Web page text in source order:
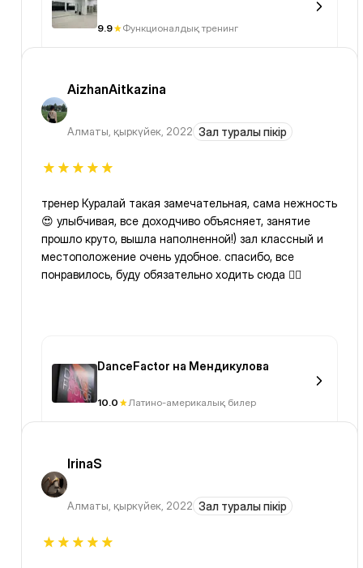
9.9 Функционалдық тренинг
AizhanAitkazina
Алматы, қыркүйек, 2022 Зал туралы пікір
тренер Куралай такая замечательная, сама нежность
😍 улыбчивая, все доходчиво объясняет, занятие
прошло круто, вышла наполненной!) зал классный и
местоположение очень удобное. спасибо, все
понравилось, буду обязательно ходить сюда 👍🏻
DanceFactor на Мендикулова
10.0 Латино-америкалық билер
IrinaS
Алматы, қыркүйек, 2022 Зал туралы пікір